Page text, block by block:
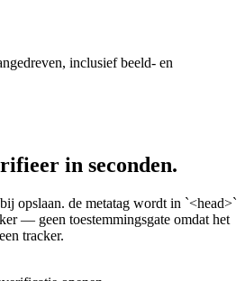
inclusief beeld- en
in seconden.
opslaan. de metatag wordt in `<head>`
— geen toestemmingsgate omdat het
tracker.